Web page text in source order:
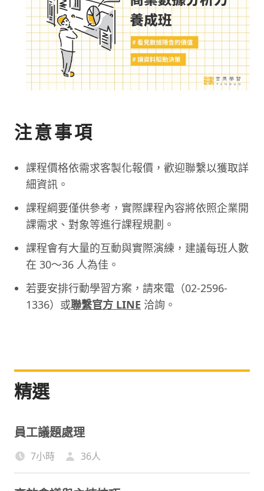
注意事項
課程價格依需求客製化報價，歡迎聯繫以獲取詳
細資訊。
課程綱要僅供參考，實際課程內容將依照企業開
課需求、對象等進行課程規劃。
課程會有大量的互動與實際演練，建議每班人數
在 30～36 人為佳。
若要安排行動學習方案，請來電（02-2596-
1336）或聯繫官方 LINE 洽詢。
精選
員工議題處理
7小時 36人